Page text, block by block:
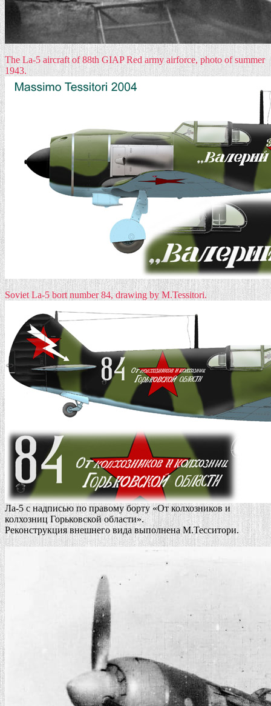
The La-5 aircraft of 88th GIAP Red army airforce, photo of summer
1943.
Soviet La-5 bort number 84, drawing by M.Tessitori.
Ла-5 с надписью по правому борту «От колхозников и
колхозниц Горьковской области».
Реконструкция внешнего вида выполнена М.Тесситори.